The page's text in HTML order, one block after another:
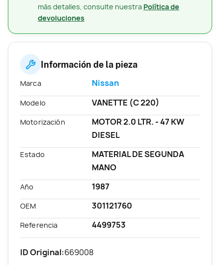
más detalles, consulte nuestra Política de
devoluciones
Información de la pieza
Marca Nissan
Modelo VANETTE (C 220)
Motorización
MOTOR 2.0 LTR. - 47 KW
DIESEL
Estado
MATERIAL DE SEGUNDA
MANO
Año 1987
OEM 301121760
Referencia 4499753
ID Original:669008